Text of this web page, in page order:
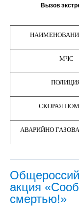
Вызов
МЧС
СКОРАЯ
АВАРИЙНО
акция
смертью!»